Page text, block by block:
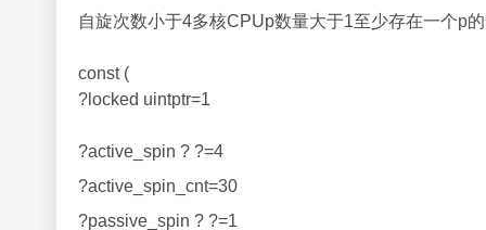
自旋次数小于4多核CPUp数量大于1至少存在一个p
const (
?locked uintptr=1
?active_spin ? ?=4
?active_spin_cnt=30
?passive_spin ? ?=1